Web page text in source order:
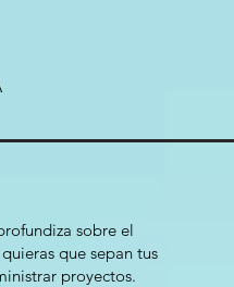
sobre el
que sepan tus
proyectos.